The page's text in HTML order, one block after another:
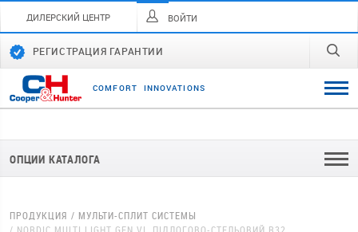
ДИЛЕРСКИЙ ЦЕНТР ВОЙТИ
РЕГИСТРАЦИЯ ГАРАНТИИ
COMFORT INNOVATI ONS
ОПЦИИ КАТАЛОГА
ПРОДУКЦИЯ
МУЛЬТИ-СПЛИТ СИСТЕМЫ